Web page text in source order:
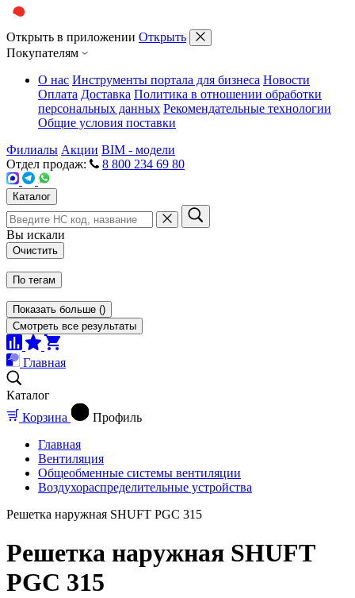
Открыть в приложении Открыть
Покупателям
О нас Инструменты портала для бизнеса Новости
Оплата Доставка Политика в отношении обработки
персональных данных Рекомендательные технологии
Общие условия поставки
Филиалы Акции BIM - модели
Отдел продаж:
8 800 234 69 80
Каталог
Вы искали
Очистить
По тегам
Показать больше ()
Смотреть все результаты
Главная
Каталог
Корзина
Профиль
Главная
Вентиляция
Общеобменные системы вентиляции
Воздухораспределительные устройства
Решетка наружная SHUFT PGC 315
Решетка наружная SHUFT
PGC 315